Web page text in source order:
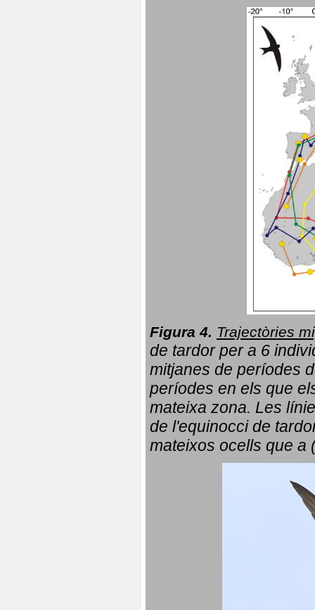
Figura 4. Trajectòries
de tardor per a 6
mitjanes de períodes
períodes en els que
mateixa zona. Les
de l'equinocci de
mateixos ocells que a